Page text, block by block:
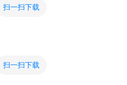
扫一扫下载
扫一扫下载